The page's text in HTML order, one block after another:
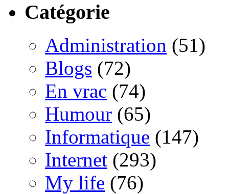
Catégorie
Administration (51)
Blogs (72)
En vrac (74)
Humour (65)
Informatique (147)
Internet (293)
My life (76)